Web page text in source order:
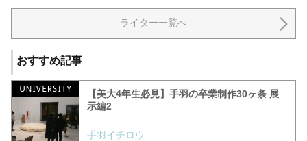
ライター一覧へ
おすすめ記事
【美大4年生必見】手羽の卒業制作30ヶ条 展
示編2
手羽イチロウ